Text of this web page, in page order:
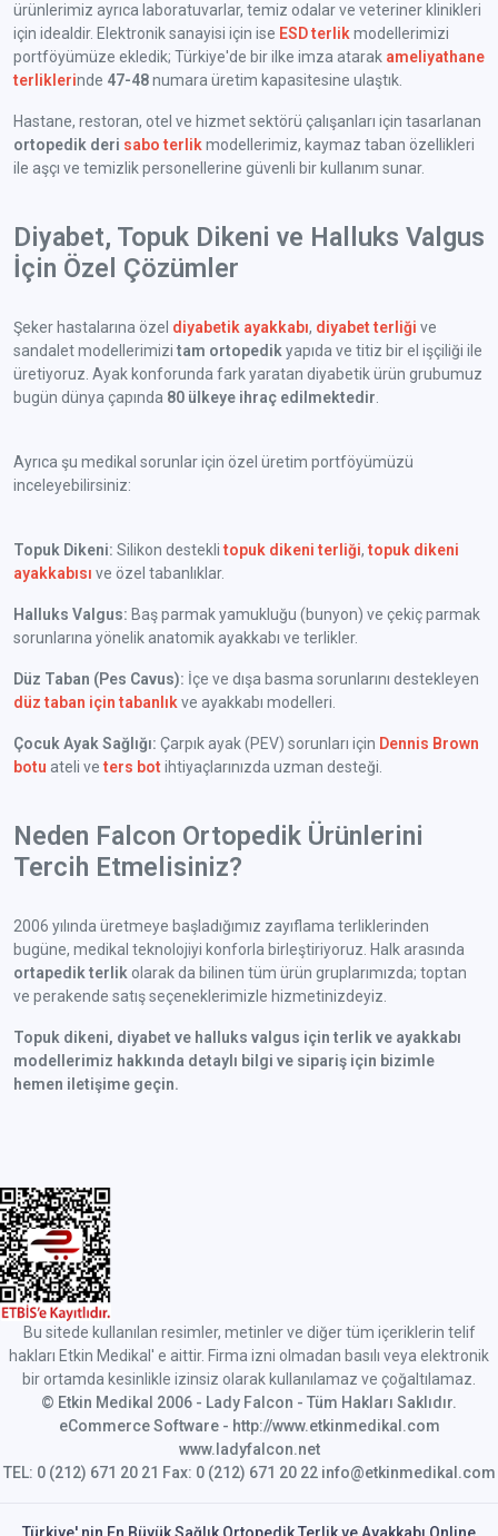
ürünlerimiz ayrıca laboratuvarlar, temiz odalar ve veteriner klinikleri
için idealdir. Elektronik sanayisi için ise ESD terlik modellerimizi
portföyümüze ekledik; Türkiye'de bir ilke imza atarak ameliyathane
terliklerinde 47-48numara üretim kapasitesine ulaştık.
Hastane, restoran, otel ve hizmet sektörü çalışanları için tasarlanan
ortopedik deri sabo terlik modellerimiz, kaymaz taban özellikleri
ile aşçı ve temizlik personellerine güvenli bir kullanım sunar.
Diyabet, Topuk Dikeni ve Halluks Valgus
İçin Özel Çözümler
Şeker hastalarına özel diyabetik ayakkabı, diyabet terliği ve
sandalet modellerimizi tam ortopedik yapıda ve titiz bir el işçiliği ile
üretiyoruz. Ayak konforunda fark yaratan diyabetik ürün grubumuz
bugün dünya çapında 80 ülkeye ihraç edilmektedir
Ayrıca şu medikal sorunlar için özel üretim portföyümüzü
inceleyebilirsiniz:
Topuk Dikeni: Silikon desteklitopuk dikeni terliği,topuk dikeni
ayakkabısı ve özel tabanlıklar.
Halluks Valgus: Baş parmak yamukluğu (bunyon) ve çekiç parmak
sorunlarına yönelik anatomik ayakkabı ve terlikler.
Düz Taban (Pes Cavus): İçe ve dışa basma sorunlarını destekleyen
düz taban için tabanlık ve ayakkabı modelleri.
Çocuk Ayak Sağlığı: Çarpık ayak (PEV) sorunları için Dennis Brown
botu ateli veters bot ihtiyaçlarınızda uzman desteği.
Neden Falcon Ortopedik Ürünlerini
Tercih Etmelisiniz?
2006 yılında üretmeye başladığımız zayıflama terliklerinden
bugüne, medikal teknolojiyi konforla birleştiriyoruz. Halk arasında
ortapedik terlik olarak da bilinen tüm ürün gruplarımızda; toptan
ve perakende satış seçeneklerimizle hizmetinizdeyiz.
Topuk dikeni, diyabet ve halluks valgus için terlik ve ayakkabı
modellerimiz hakkında detaylı bilgi ve sipariş için bizimle
hemen iletişime geçin.
Bu sitede kullanılan resimler, metinler ve diğer tüm içeriklerin telif
hakları Etkin Medikal' e aittir. Firma izni olmadan basılı veya elektronik
bir ortamda kesinlikle izinsiz olarak kullanılamaz ve çoğaltılamaz.
© Etkin Medikal 2006 - Lady Falcon - Tüm Hakları Saklıdır.
eCommerce Software - http://www.etkinmedikal.com
www.ladyfalcon.net
TEL: 0 (212) 671 20 21 Fax: 0 (212) 671 20 22 info@etkinmedikal.com